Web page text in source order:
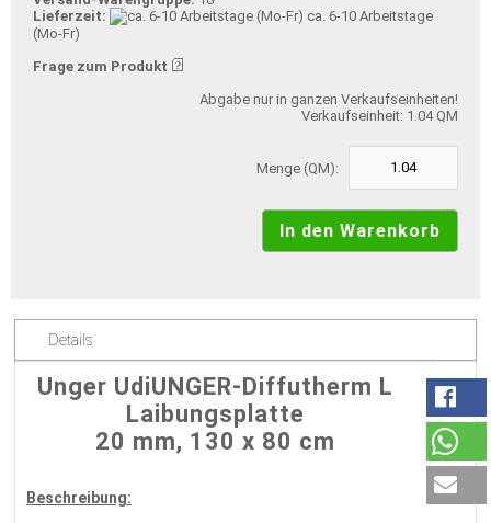
Lieferzeit:
ca. 6-10 Arbeitstage
(Mo-Fr)
Frage zum Produkt
Abgabe nur in ganzen Verkaufseinheiten!
Verkaufseinheit: 1.04 QM
Menge (QM):
Details
Unger UdiUNGER-Diffutherm L
Laibungsplatte
20 mm, 130 x 80 cm
Beschreibung: